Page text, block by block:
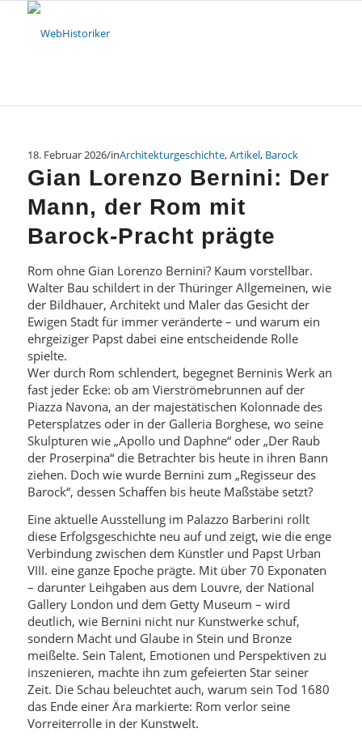
18. Februar 2026/inArchitekturgeschichte,Artikel, Barock
Gian Lorenzo Bernini: Der
Mann, der Rom mit
Barock-Pracht prägte
Rom ohne Gian Lorenzo Bernini? Kaum vorstellbar.
Walter Bau schildert in der Thüringer Allgemeinen, wie
der Bildhauer, Architekt und Maler das Gesicht der
Ewigen Stadt für immer veränderte – und warum ein
ehrgeiziger Papst dabei eine entscheidende Rolle
spielte.
Wer durch Rom schlendert, begegnet Berninis Werk an
fast jeder Ecke: ob am Vierströmebrunnen auf der
Piazza Navona, an der majestätischen Kolonnade des
Petersplatzes oder in der Galleria Borghese, wo seine
Skulpturen wie „Apollo und Daphne“ oder „Der Raub
der Proserpina“ die Betrachter bis heute in ihren Bann
ziehen. Doch wie wurde Bernini zum „Regisseur des
Barock“, dessen Schaffen bis heute Maßstäbe setzt?
Eine aktuelle Ausstellung im Palazzo Barberini rollt
diese Erfolgsgeschichte neu auf und zeigt, wie die enge
Verbindung zwischen dem Künstler und Papst Urban
VIII. eine ganze Epoche prägte. Mit über 70 Exponaten
– darunter Leihgaben aus dem Louvre, der National
Gallery London und dem Getty Museum – wird
deutlich, wie Bernini nicht nur Kunstwerke schuf,
sondern Macht und Glaube in Stein und Bronze
meißelte. Sein Talent, Emotionen und Perspektiven zu
inszenieren, machte ihn zum gefeierten Star seiner
Zeit. Die Schau beleuchtet auch, warum sein Tod 1680
das Ende einer Ära markierte: Rom verlor seine
Vorreiterrolle in der Kunstwelt.